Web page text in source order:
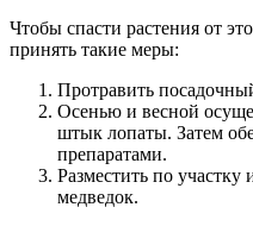
Чтобы спасти растения от
принять такие меры:
Протравить
Осенью и весной
штык лопаты. Затем
препаратами.
Разместить по
медведок.